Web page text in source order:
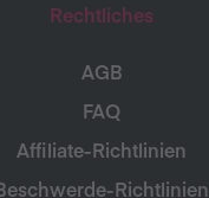
Rechtliches
AGB
FAQ
Affiliate-Richtlinien
Richtlinien